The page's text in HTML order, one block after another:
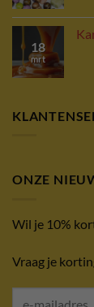
18
mrt
ONZE
Wil je 10%
Vraag je